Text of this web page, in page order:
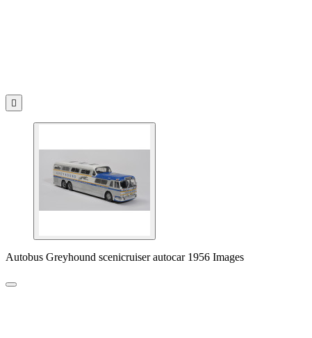

Autobus Greyhound scenicruiser autocar 1956 Images